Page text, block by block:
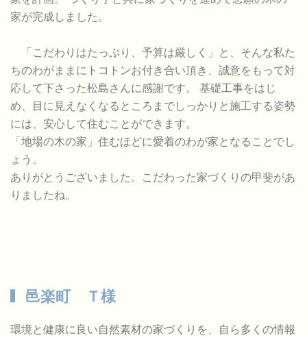
家が完成しました。
「こだわりはたっぷり、予算は厳しく」と、そんな私た
ちのわがままにトコトンお付き合い頂き、誠意をもって対
応して下さった松島さんに感謝です。 基礎工事をはじ
め、目に見えなくなるところまでしっかりと施工する姿勢
には、安心して住むことができます。
「地場の木の家」住むほどに愛着のわが家となることでし
ょう。
ありがとうございました。こだわった家づくりの甲斐があ
りましたね。
邑楽町 Ｔ様
環境と健康に良い自然素材の家づくりを、自ら多くの情報